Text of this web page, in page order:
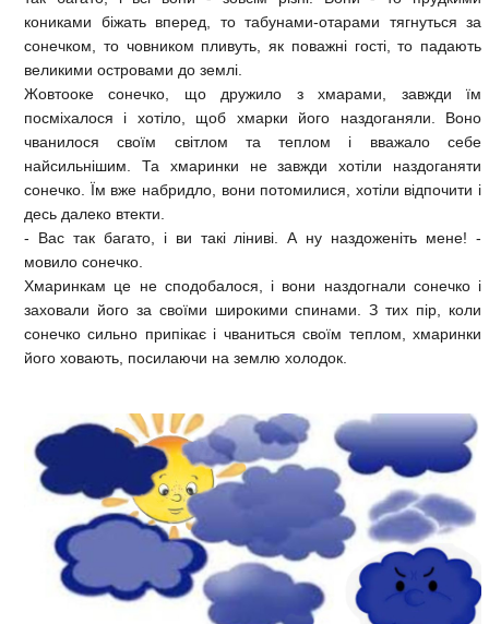
кониками біжать вперед, то табунами-отарами тягнуться за
сонечком, то човником пливуть, як поважні гості, то падають
великими островами до землі.
Жовтооке сонечко, що дружило з хмарами, завжди їм
посміхалося і хотіло, щоб хмарки його наздоганяли. Воно
чванилося своїм світлом та теплом і вважало себе
найсильнішим. Та хмаринки не завжди хотіли наздоганяти
сонечко. Їм вже набридло, вони потомилися, хотіли відпочити і
десь далеко втекти.
- Вас так багато, і ви такі ліниві. А ну наздоженіть мене! -
мовило сонечко.
Хмаринкам це не сподобалося, і вони наздогнали сонечко і
заховали його за своїми широкими спинами. З тих пір, коли
сонечко сильно припікає і чваниться своїм теплом, хмаринки
його ховають, посилаючи на землю холодок.